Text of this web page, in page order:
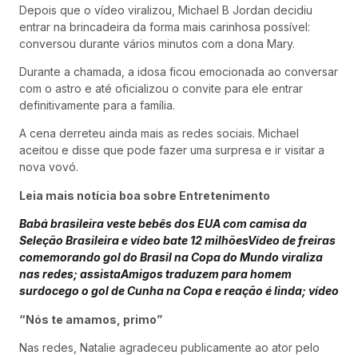
Depois que o vídeo viralizou, Michael B Jordan decidiu
entrar na brincadeira da forma mais carinhosa possível:
conversou durante vários minutos com a dona Mary.
Durante a chamada, a idosa ficou emocionada ao conversar
com o astro e até oficializou o convite para ele entrar
definitivamente para a família.
A cena derreteu ainda mais as redes sociais. Michael
aceitou e disse que pode fazer uma surpresa e ir visitar a
nova vovó.
Leia mais notícia boa sobre Entretenimento
Babá brasileira veste bebês dos EUA com camisa da
Seleção Brasileira e vídeo bate 12 milhõesVídeo de freiras
comemorando gol do Brasil na Copa do Mundo viraliza
nas redes; assistaAmigos traduzem para homem
surdocego o gol de Cunha na Copa e reação é linda; vídeo
“Nós te amamos, primo”
Nas redes, Natalie agradeceu publicamente ao ator pelo